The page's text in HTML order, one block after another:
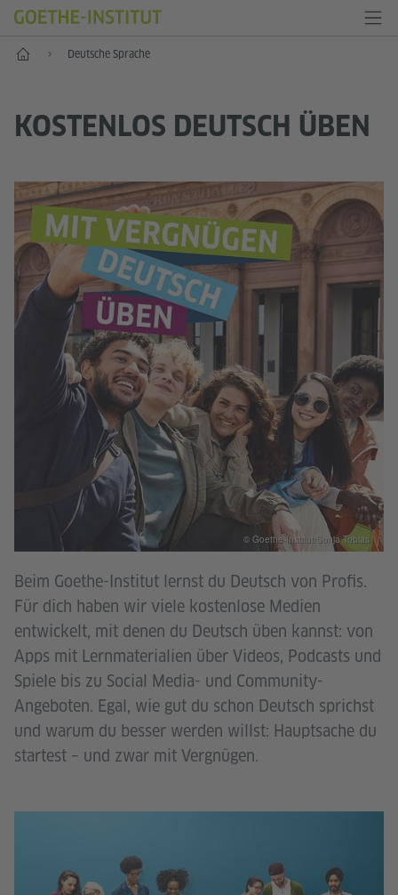
Start Deutsche Sprache
KOSTENLOS DEUTSCH ÜBEN
© Goethe-Institut/Sonja Tobias
Beim Goethe-Institut lernst du Deutsch von Profis.
Für dich haben wir viele kostenlose Medien
entwickelt, mit denen du Deutsch üben kannst: von
Apps mit Lernmaterialien über Videos, Podcasts und
Spiele bis zu Social Media- und Community-
Angeboten. Egal, wie gut du schon Deutsch sprichst
und warum du besser werden willst: Hauptsache du
startest – und zwar mit Vergnügen.